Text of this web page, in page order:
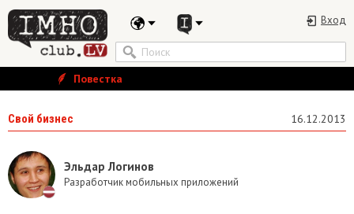
Вход
Повестка
Свой бизнес 16.12.2013
Эльдар Логинов
Разработчик мобильных приложений